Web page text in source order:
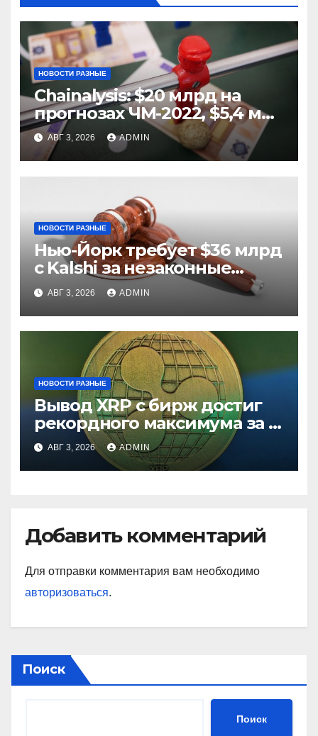
НОВОСТИ РАЗНЫЕ
Chainalysis: $20 млрд на
прогнозах ЧМ-2022, $5,4 млн
из них незаконные
АВГ 3, 2026 ADMIN
НОВОСТИ РАЗНЫЕ
Нью-Йорк требует $36 млрд
с Kalshi за незаконные
ставки
АВГ 3, 2026 ADMIN
НОВОСТИ РАЗНЫЕ
Вывод XRP с бирж достиг
рекордного максимума за 5
летАВГ 3, 2026 ADMIN
Добавить комментарий
Для отправки комментария вам необходимо
авторизоваться.
Поиск
Поиск